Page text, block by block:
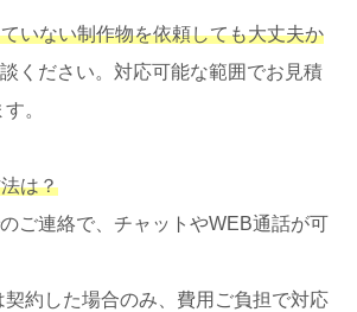
いない制作物を依頼しても大丈夫か
ください。対応可能な範囲でお見積
。
は？
ご連絡で、チャットやWEB通話が可
契約した場合のみ、費用ご負担で対応